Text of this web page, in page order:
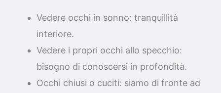
Vedere occhi in sonno: tranquillità
interiore.
Vedere i propri occhi allo specchio:
bisogno di conoscersi in profondità.
Occhi chiusi o cuciti: siamo di fronte ad